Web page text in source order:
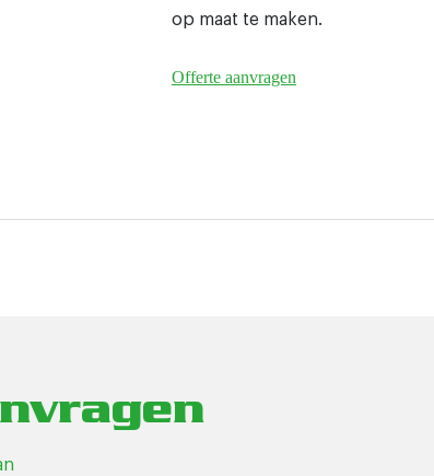
op maat te maken.
Offerte aanvragen